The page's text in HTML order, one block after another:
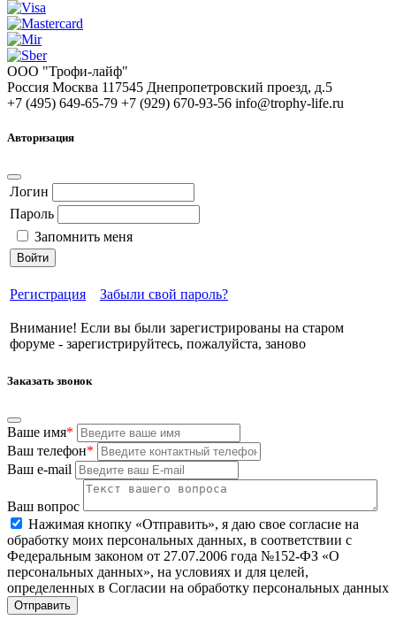
ООО "Трофи-лайф"
Россия Москва 117545 Днепропетровский проезд, д.5
+7 (495) 649-65-79 +7 (929) 670-93-56 info@trophy-life.ru
Авторизация
Логин
Пароль
Запомнить меня
Войти
Регистрация Забыли свой пароль?
Внимание! Если вы были зарегистрированы на старом
форуме - зарегистрируйтесь, пожалуйста, заново
Заказать звонок
Ваше имя*
Ваш телефон*
Ваш e-mail
Ваш вопрос
Нажимая кнопку «Отправить», я даю свое согласие на
обработку моих персональных данных, в соответствии с
Федеральным законом от 27.07.2006 года №152-ФЗ «О
персональных данных», на условиях и для целей,
определенных в Согласии на обработку персональных данных
Отправить